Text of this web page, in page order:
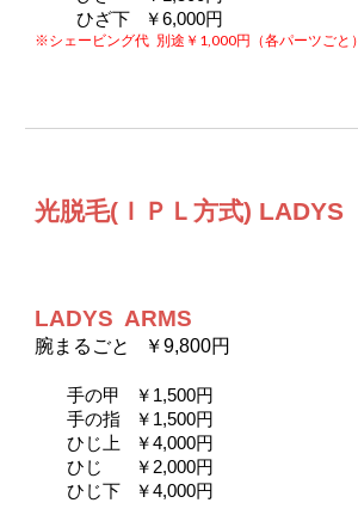
ひざ下
￥6,000円
※シェービング代 別途￥1,000円（各パーツごと）
光脱毛(ＩＰＬ方式) LADYS
LADYS  ARMS
腕まるごと   ￥9,800円
手の甲
￥1,500円
手の指
￥1,500円
ひじ上
￥4,000円
ひじ
￥2,000円
ひじ下
￥4,000円